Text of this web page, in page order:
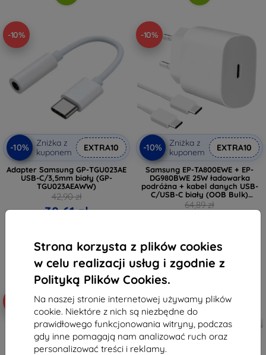
Strona korzysta z plików cookies
w celu realizacji usług i zgodnie z
Polityką Plików Cookies.
Na naszej stronie internetowej używamy plików
cookie. Niektóre z nich są niezbędne do
prawidłowego funkcjonowania witryny, podczas
gdy inne pomagają nam analizować ruch oraz
personalizować treści i reklamy.
-10%
-10%
Zniżka z
kuponem
EXTRA10
Adapter Samsung GP-TGU023AE
USB-C/3,5mm biały (GP-
TGU023AEAWW)
42,90 zł
38,61 zł
-10%
-10%
Zniżka z
kuponem
EXTRA10
Samsung EP-TA800EWE + EP-
DG980BWE 25W ładowarka
podróżna + kabel danych USB-
C/USB-C biały (OOB Bulk)
(57983119297)
64,89 zł
-10%